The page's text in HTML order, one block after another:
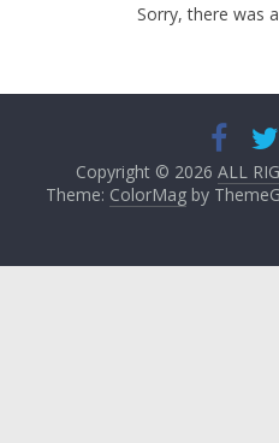
Sorry, there was
Copyright © 2026 ALL
Theme: ColorMagby